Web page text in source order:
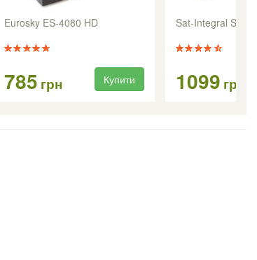
Eurosky ES-4080 HD
785 грн Купити
Sat-Integral S-
1099 грн